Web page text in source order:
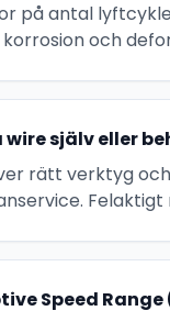
på antal
och
själv eller
rätt verktyg
Speed Range